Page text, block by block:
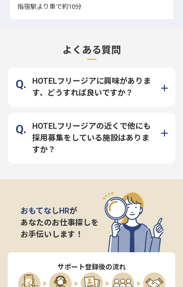
指宿駅より車で約10分
よくある質問
HOTELフリージアに興味がありま
す、どうすれば良いですか？
HOTELフリージアの近くで他にも
採用募集をしている施設はありま
すか？
おもてなしHRが
あなたのお仕事探しを
お手伝いします！
サポート登録後の流れ